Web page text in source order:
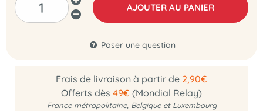
AJOUTER AU PANIER
Poser une question
Frais de livraison à partir de 2,90€
Offerts dès 49€ (Mondial Relay)
France métropolitaine, Belgique et Luxembourg